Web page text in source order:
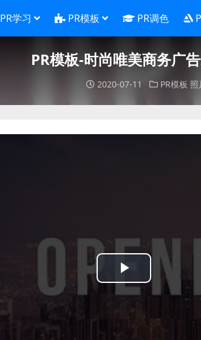
PR学习 PR模板 PR调色
PR模板-时尚唯美商务广
2020-07-11 PR模板 照
Play
Video